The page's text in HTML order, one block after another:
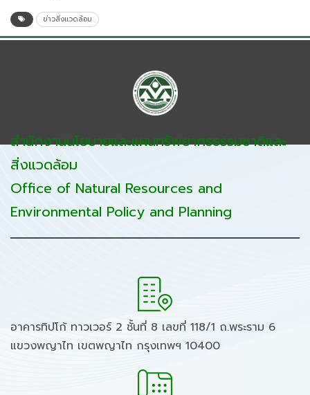
ข่าวสิ่งแวดล้อม
สำนักงานนโยบายและแผนทรัพยากรธรรมชาติและ
สิ่งแวดล้อม
Office of Natural Resources and
Environmental Policy and Planning
อาคารทิปโก้ ทาวเวอร์ 2 ชั้นที่ 8 เลขที่ 118/1 ถ.พระราม 6
แขวงพญาไท เขตพญาไท กรุงเทพฯ 10400